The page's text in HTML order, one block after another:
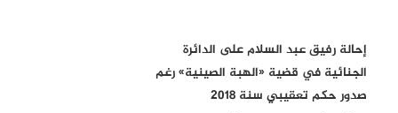
إحالة رفيق عبد السلام على الدائرة
الجنائية في قضية «الهبة الصينية» رغم
صدور حكم تعقيبي سنة 2018